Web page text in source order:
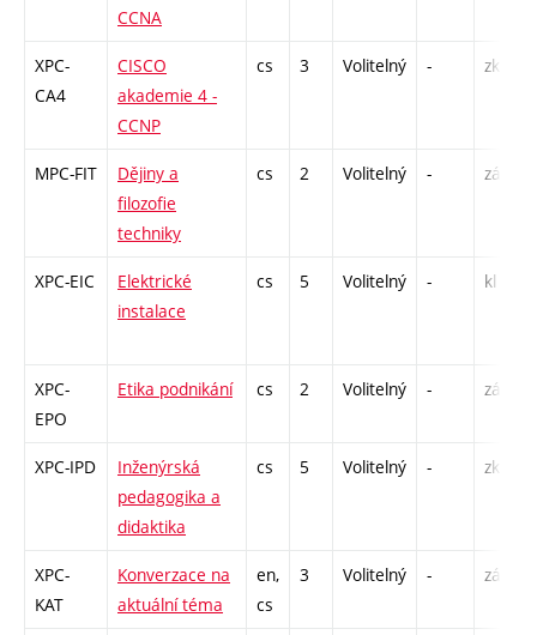
CCNA
XPC-
CA4
CISCO
akademie 4 -
CCNP
cs 3 Volitelný - zk
MPC-FIT
Dějiny a
filozofie
techniky
cs 2 Volitelný - zá
XPC-EIC
Elektrické
instalace
cs 5 Volitelný - kl
XPC-
EPO
Etika podnikání cs 2 Volitelný - zá
XPC-IPD
Inženýrská
pedagogika a
didaktika
cs 5 Volitelný - zk
XPC-
KAT
Konverzace na
aktuální téma
en,
cs
3 Volitelný - zá,zk